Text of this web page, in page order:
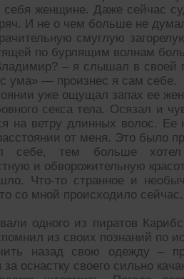
себя женщине. Даже сейчас
И не о чем больше не
смуглую
по бурлящим волнам
– я слышал в своей
ума» — произнес я сам себе.
уже ощущал запах ее
секса тела. Осязал и
на ветру длинных волос. Ее
от меня. Это было
себе, тем больше хотел
и обворожительную
Что-то странное и
со мной происходило сейчас.
одного из пиратов
из своих познаний по
назад свою одежду –
оснастку своего сильно